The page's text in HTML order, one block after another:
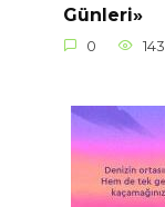
Günleri»
0 143